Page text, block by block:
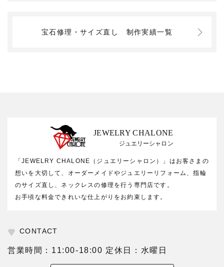
宝石修理・サイズ直し 制作実績一覧
JEWELRY CHALONE
ジュエリーシャロン
「JEWELRY CHALONE（ジュエリーシャロン）」はお客さまの
想いを大切して、オーダーメイドやジュエリーリフォーム、指輪
のサイズ直し、ネックレスの修理を行う専門店です。
お手頃な料金できれいな仕上がりをお約束します。
CONTACT
営業時間：11:00-18:00 定休日：水曜日